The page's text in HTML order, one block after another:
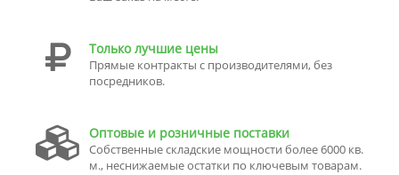
Только лучшие цены
Прямые контракты с производителями, без
посредников.
Оптовые и розничные поставки
Собственные складские мощности более 6000 кв.
м., неснижаемые остатки по ключевым товарам.